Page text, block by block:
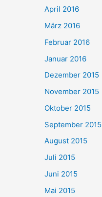
April 2016
März 2016
Februar 2016
Januar 2016
Dezember 2015
November 2015
Oktober 2015
September 2015
August 2015
Juli 2015
Juni 2015
Mai 2015